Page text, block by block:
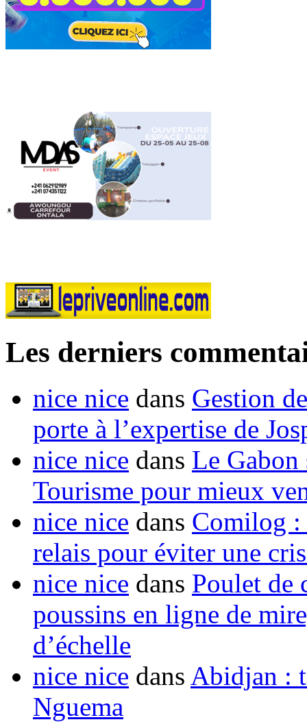
Les derniers
nice nice dans Gestion
porte à l’expertise de
nice nice dans Le Gabon
Tourisme pour mieux
nice nice dans Comilog :
relais pour éviter une
nice nice dans Poulet de
poussins en ligne de
d’échelle
nice nice dans Abidjan :
Nguema